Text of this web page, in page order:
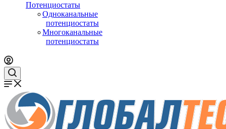
Потенциостаты
Одноканальные
потенциостаты
Многоканальные
потенциостаты